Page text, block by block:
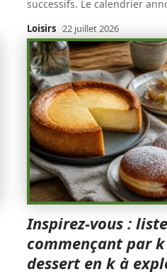
successifs. Le calendrier
Loisirs 22 juillet 2026
Inspirez-vous :
commençant par
dessert en k à